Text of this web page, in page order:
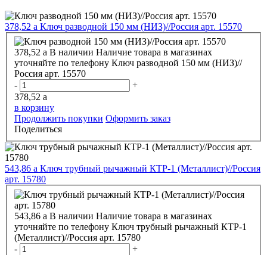
378,52 a Ключ разводной 150 мм (НИЗ)//Россия арт. 15570
378,52 a В наличии Наличие товара в магазинах
уточняйте по телефону Ключ разводной 150 мм (НИЗ)//
Россия арт. 15570
-
+
378,52 a
в корзину
Продолжить покупки Оформить заказ
Поделиться
543,86 a Ключ трубный рычажный КТР-1 (Металлист)//Россия
арт. 15780
543,86 a В наличии Наличие товара в магазинах
уточняйте по телефону Ключ трубный рычажный КТР-1
(Металлист)//Россия арт. 15780
-
+